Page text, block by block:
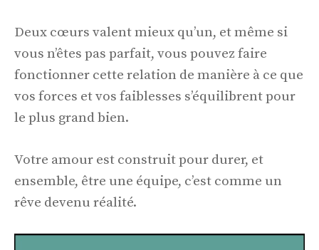
Deux cœurs valent mieux qu’un, et même si
vous n’êtes pas parfait, vous pouvez faire
fonctionner cette relation de manière à ce que
vos forces et vos faiblesses s’équilibrent pour
le plus grand bien.
Votre amour est construit pour durer, et
ensemble, être une équipe, c’est comme un
rêve devenu réalité.